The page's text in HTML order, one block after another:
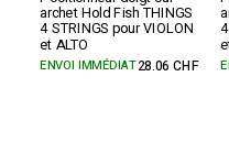
archet Hold Fish THINGS
4 STRINGS pour VIOLON
et ALTO
ENVOI IMMÉDIAT28.06 CHF